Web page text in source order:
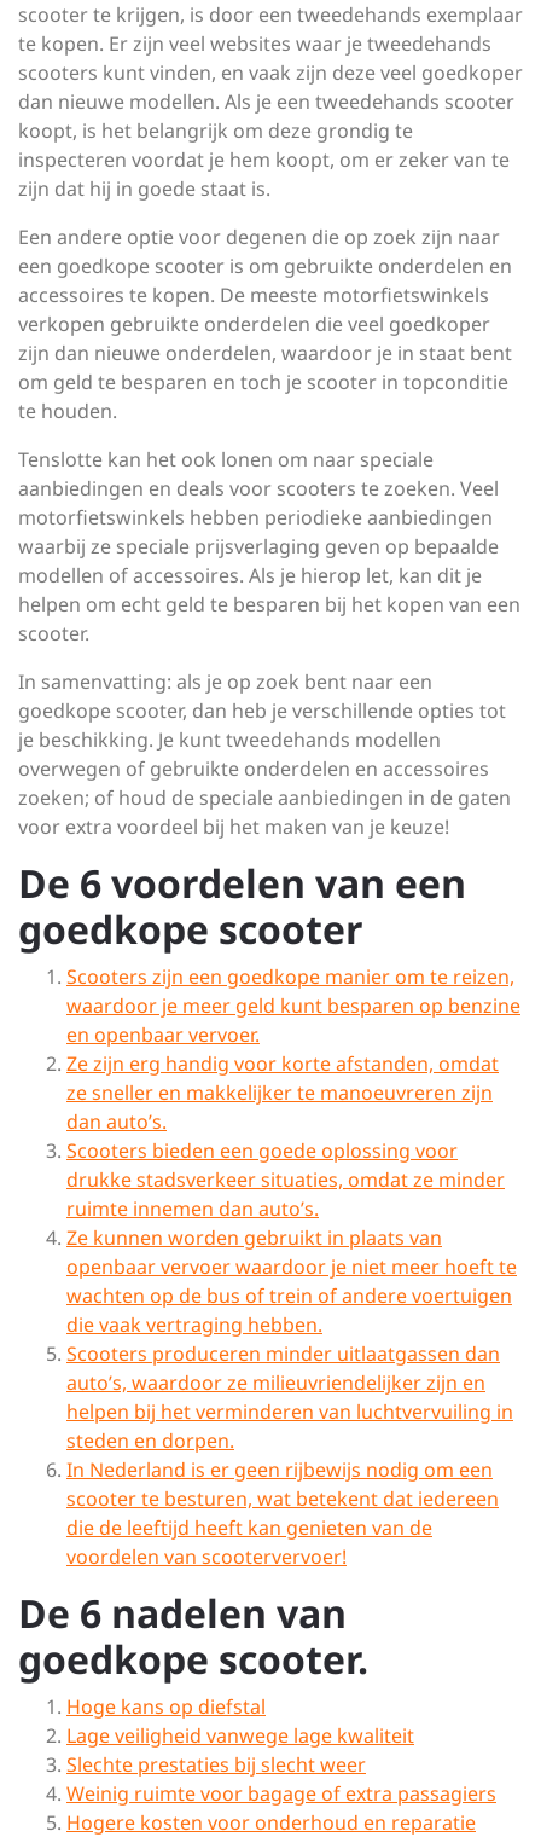
scooter te krijgen, is door een tweedehands exemplaar
te kopen. Er zijn veel websites waar je tweedehands
scooters kunt vinden, en vaak zijn deze veel goedkoper
dan nieuwe modellen. Als je een tweedehands scooter
koopt, is het belangrijk om deze grondig te
inspecteren voordat je hem koopt, om er zeker van te
zijn dat hij in goede staat is.
Een andere optie voor degenen die op zoek zijn naar
een goedkope scooter is om gebruikte onderdelen en
accessoires te kopen. De meeste motorfietswinkels
verkopen gebruikte onderdelen die veel goedkoper
zijn dan nieuwe onderdelen, waardoor je in staat bent
om geld te besparen en toch je scooter in topconditie
te houden.
Tenslotte kan het ook lonen om naar speciale
aanbiedingen en deals voor scooters te zoeken. Veel
motorfietswinkels hebben periodieke aanbiedingen
waarbij ze speciale prijsverlaging geven op bepaalde
modellen of accessoires. Als je hierop let, kan dit je
helpen om echt geld te besparen bij het kopen van een
scooter.
In samenvatting: als je op zoek bent naar een
goedkope scooter, dan heb je verschillende opties tot
je beschikking. Je kunt tweedehands modellen
overwegen of gebruikte onderdelen en accessoires
zoeken; of houd de speciale aanbiedingen in de gaten
voor extra voordeel bij het maken van je keuze!
De 6 voordelen van een
goedkope scooter
Scooters zijn een goedkope manier om te reizen,
waardoor je meer geld kunt besparen op benzine
en openbaar vervoer.
Ze zijn erg handig voor korte afstanden, omdat
ze sneller en makkelijker te manoeuvreren zijn
dan auto’s.
Scooters bieden een goede oplossing voor
drukke stadsverkeer situaties, omdat ze minder
ruimte innemen dan auto’s.
Ze kunnen worden gebruikt in plaats van
openbaar vervoer waardoor je niet meer hoeft te
wachten op de bus of trein of andere voertuigen
die vaak vertraging hebben.
Scooters produceren minder uitlaatgassen dan
auto’s, waardoor ze milieuvriendelijker zijn en
helpen bij het verminderen van luchtvervuiling in
steden en dorpen.
In Nederland is er geen rijbewijs nodig om een
scooter te besturen, wat betekent dat iedereen
die de leeftijd heeft kan genieten van de
voordelen van scootervervoer!
De 6 nadelen van
goedkope scooter.
Hoge kans op diefstal
Lage veiligheid vanwege lage kwaliteit
Slechte prestaties bij slecht weer
Weinig ruimte voor bagage of extra passagiers
Hogere kosten voor onderhoud en reparatie